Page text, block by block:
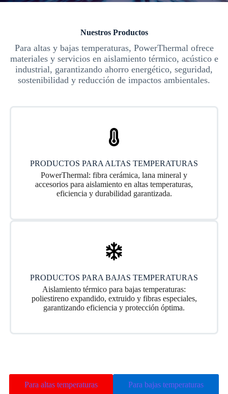
Nuestros Productos
Para altas y bajas temperaturas, PowerThermal ofrece
materiales y servicios en aislamiento térmico, acústico e
industrial, garantizando ahorro energético, seguridad,
sostenibilidad y reducción de impactos ambientales.
PRODUCTOS PARA ALTAS TEMPERATURAS
PowerThermal: fibra cerámica, lana mineral y
accesorios para aislamiento en altas temperaturas,
eficiencia y durabilidad garantizada.
PRODUCTOS PARA BAJAS TEMPERATURAS
Aislamiento térmico para bajas temperaturas:
poliestireno expandido, extruido y fibras especiales,
garantizando eficiencia y protección óptima.
Para altas temperaturas Para bajas temperaturas